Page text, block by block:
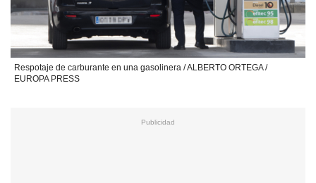
Respotaje de carburante en una gasolinera / ALBERTO ORTEGA /
EUROPA PRESS